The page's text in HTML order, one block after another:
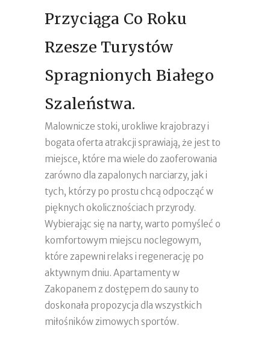
Przyciąga Co Roku
Rzesze Turystów
Spragnionych Białego
Szaleństwa.
Malownicze stoki, urokliwe krajobrazy i
bogata oferta atrakcji sprawiają, że jest to
miejsce, które ma wiele do zaoferowania
zarówno dla zapalonych narciarzy, jak i
tych, którzy po prostu chcą odpocząć w
pięknych okolicznościach przyrody.
Wybierając się na narty, warto pomyśleć o
komfortowym miejscu noclegowym,
które zapewni relaks i regenerację po
aktywnym dniu. Apartamenty w
Zakopanem z dostępem do sauny to
doskonała propozycja dla wszystkich
miłośników zimowych sportów.